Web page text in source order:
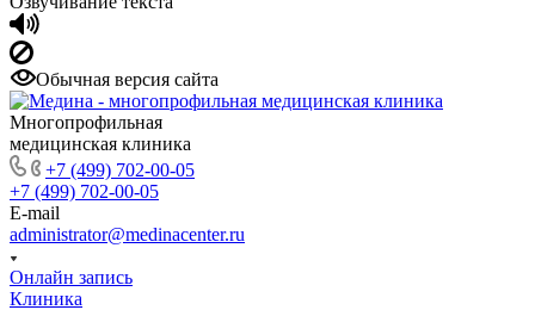
Обычная версия сайта
Многопрофильная
медицинская клиника
+7 (499) 702-00-05
+7 (499) 702-00-05
E-mail
administrator@medinacenter.ru
Онлайн запись
Клиника